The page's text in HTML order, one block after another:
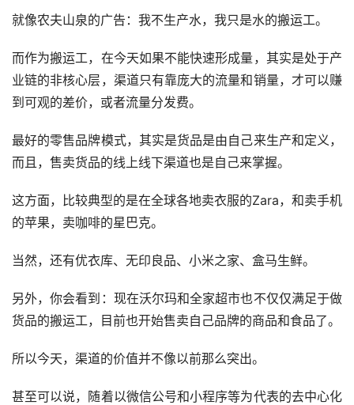
就像农夫山泉的广告：我不生产水，我只是水的搬运工。
而作为搬运工，在今天如果不能快速形成量，其实是处于产
业链的非核心层，渠道只有靠庞大的流量和销量，才可以赚
到可观的差价，或者流量分发费。
最好的零售品牌模式，其实是货品是由自己来生产和定义，
而且，售卖货品的线上线下渠道也是自己来掌握。
这方面，比较典型的是在全球各地卖衣服的Zara，和卖手机
的苹果，卖咖啡的星巴克。
当然，还有优衣库、无印良品、小米之家、盒马生鲜。
另外，你会看到：现在沃尔玛和全家超市也不仅仅满足于做
货品的搬运工，目前也开始售卖自己品牌的商品和食品了。
所以今天，渠道的价值并不像以前那么突出。
甚至可以说，随着以微信公号和小程序等为代表的去中心化